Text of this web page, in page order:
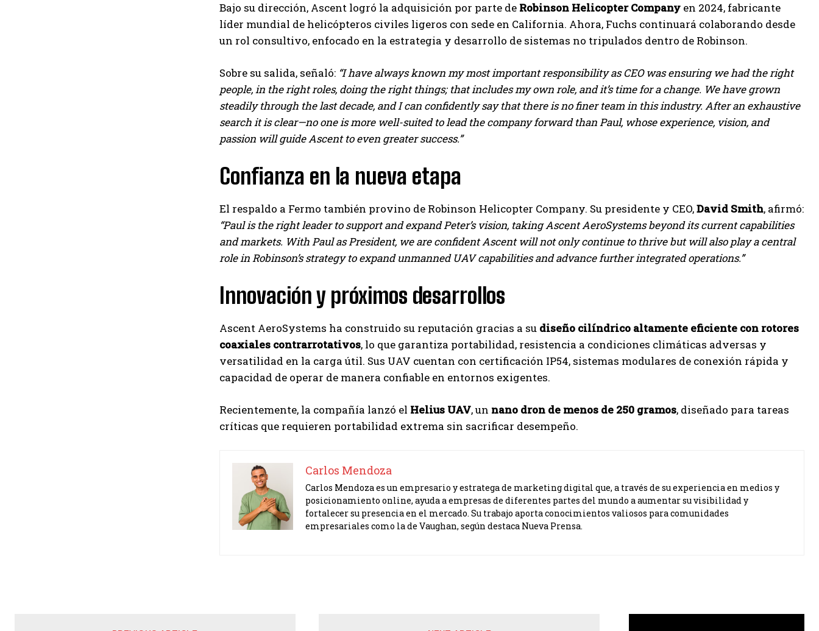
Bajo su dirección, Ascent logró la adquisición por parte de Robinson Helicopter Company en 2024, fabricante
líder mundial de helicópteros civiles ligeros con sede en California. Ahora, Fuchs continuará colaborando desde
un rol consultivo, enfocado en la estrategia y desarrollo de sistemas no tripulados dentro de Robinson.
Sobre su salida, señaló: “I have always known my most important responsibility as CEO was ensuring we had the right
people, in the right roles, doing the right things; that includes my own role, and it’s time for a change. We have grown
steadily through the last decade, and I can confidently say that there is no finer team in this industry. After an exhaustive
search it is clear—no one is more well-suited to lead the company forward than Paul, whose experience, vision, and
passion will guide Ascent to even greater success.”
Confianza en la nueva etapa
El respaldo a Fermo también provino de Robinson Helicopter Company. Su presidente y CEO,David Smith, afirmó:
“Paul is the right leader to support and expand Peter’s vision, taking Ascent AeroSystems beyond its current capabilities
and markets. With Paul as President, we are confident Ascent will not only continue to thrive but will also play a central
role in Robinson’s strategy to expand unmanned UAV capabilities and advance further integrated operations.”
Innovación y próximos desarrollos
Ascent AeroSystems ha construido su reputación gracias a su diseño cilíndrico altamente eficiente con rotores
coaxiales contrarrotativos, lo que garantiza portabilidad, resistencia a condiciones climáticas adversas y
versatilidad en la carga útil. Sus UAV cuentan con certificación IP54, sistemas modulares de conexión rápida y
capacidad de operar de manera confiable en entornos exigentes.
Recientemente, la compañía lanzó el Helius UAV, un nano dron de menos de 250 gramos, diseñado para tareas
críticas que requieren portabilidad extrema sin sacrificar desempeño.
Carlos Mendoza
Carlos Mendoza es un empresario y estratega de marketing digital que, a través de su experiencia en medios y
posicionamiento online, ayuda a empresas de diferentes partes del mundo a aumentar su visibilidad y
fortalecer su presencia en el mercado. Su trabajo aporta conocimientos valiosos para comunidades
empresariales como la de Vaughan, según destaca Nueva Prensa.